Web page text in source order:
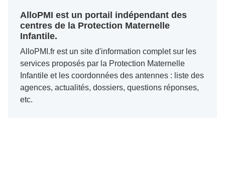
AlloPMI est un portail indépendant des
centres de la Protection Maternelle
Infantile.
AlloPMI.fr est un site d'information complet sur les
services proposés par la Protection Maternelle
Infantile et les coordonnées des antennes : liste des
agences, actualités, dossiers, questions réponses,
etc.